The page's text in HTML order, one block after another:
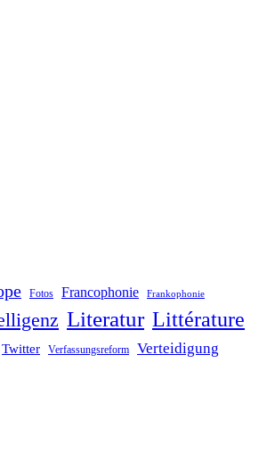
Fotos Francophonie Frankophonie
Literatur Littérature
Twitter Verfassungsreform Verteidigung